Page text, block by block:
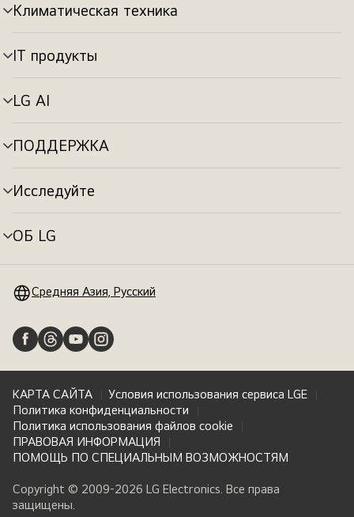
Климатическая техника
Переключатель
меню
IT продукты
Переключатель
меню
LG AI
Переключатель
меню
ПОДДЕРЖКА
Переключатель
меню
Исследуйте
Переключатель
меню
ОБ LG
Переключатель
Средняя Азия, Русский
КАРТА САЙТА
Условия использования сервиса LGE
Политика конфиденциальности
Политика использования файлов cookie
ПРАВОВАЯ ИНФОРМАЦИЯ
ПОМОЩЬ ПО СПЕЦИАЛЬНЫМ ВОЗМОЖНОСТЯМ
Copyright © 2009-2026 LG Electronics. Все права
защищены.